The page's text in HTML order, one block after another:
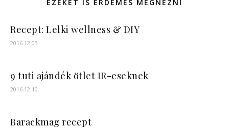
EZEKET IS ÉRDEMES MEGNÉZNI
Recept: Lelki wellness & DIY
2016.12.03.
9 tuti ajándék ötlet IR-eseknek
2016.12.10.
Barackmag recept